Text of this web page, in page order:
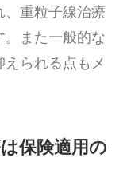
、重粒子線治療
。また一般的な
られる点もメ
保険適用の